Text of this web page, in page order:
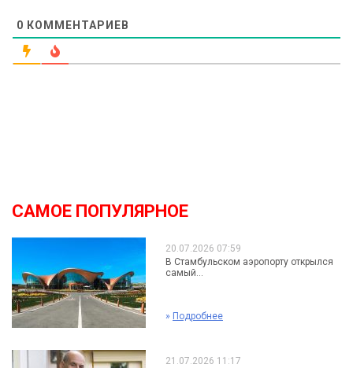
0 КОММЕНТАРИЕВ
САМОЕ ПОПУЛЯРНОЕ
20.07.2026 07:59
В Стамбульском аэропорту открылся
самый...
» Подробнее
21.07.2026 11:17